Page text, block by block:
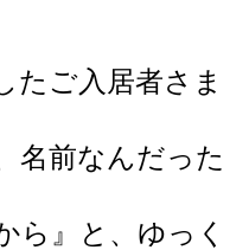
たご入居者さま
名前なんだった
ら』と、ゆっく